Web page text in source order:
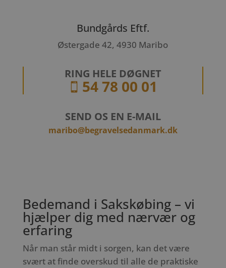
Bundgårds Eftf.
Østergade 42, 4930 Maribo
RING HELE DØGNET
 54 78 00 01
SEND OS EN E-MAIL
maribo@begravelsedanmark.dk
Bedemand i Sakskøbing – vi
hjælper dig med nærvær og
erfaring
Når man står midt i sorgen, kan det være
svært at finde overskud til alle de praktiske